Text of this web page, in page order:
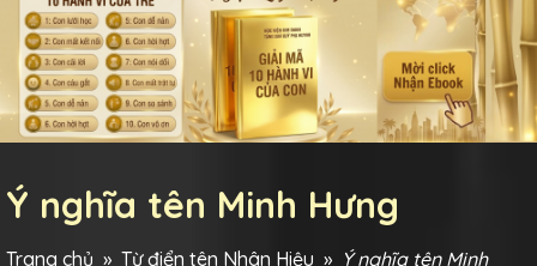
Ý nghĩa tên Minh Hưng
Trang chủ » Từ điển tên Nhân Hiệu » Ý nghĩa tên Minh